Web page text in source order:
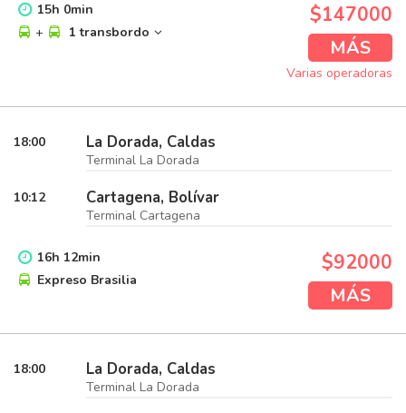
15h 0min
+
1 transbordo
$147000
MÁS
Varias operadoras
18:00 La Dorada, Caldas
Terminal La Dorada
10:12 Cartagena, Bolívar
Terminal Cartagena
16h 12min
Expreso Brasilia
$92000
MÁS
18:00 La Dorada, Caldas
Terminal La Dorada